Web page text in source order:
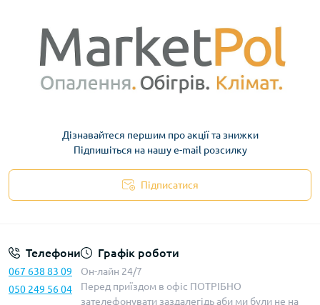
Дізнавайтеся першим про акції та знижки
Підпишіться на нашу e-mail розсилку
Підписатися
Телефони
067 638 83 09
050 249 56 04
Графік роботи
Он-лайн 24/7
Перед приїздом в офіс ПОТРІБНО
зателефонувати заздалегідь аби ми були не на